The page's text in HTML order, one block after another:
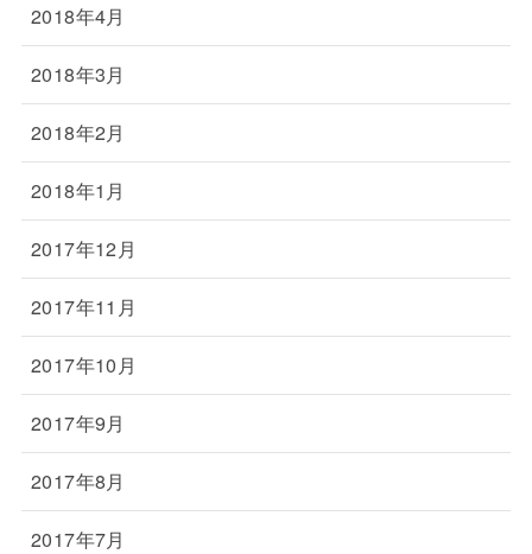
2018年4月
2018年3月
2018年2月
2018年1月
2017年12月
2017年11月
2017年10月
2017年9月
2017年8月
2017年7月